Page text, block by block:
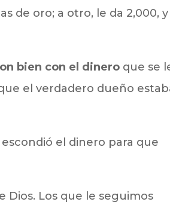
de oro; a otro, le da 2,000, y
bien con el dinero que se
el verdadero dueño
el dinero para que
Dios. Los que le seguimos